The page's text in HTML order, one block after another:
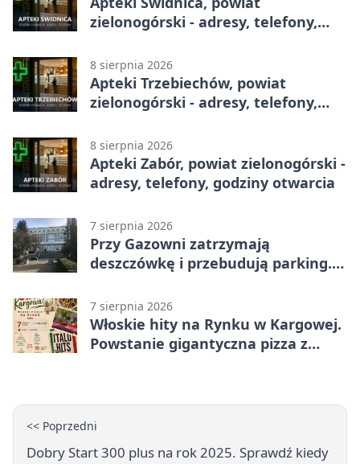
zielonogórski - adresy, telefony,
8 sierpnia 2026
Apteki Trzebiechów, powiat
zielonogórski - adresy, telefony,
8 sierpnia 2026
Apteki Zabór, powiat zielonogórski -
adresy, telefony, godziny otwarcia
7 sierpnia 2026
Przy Gazowni zatrzymają
deszczówkę i przebudują parking.
7 sierpnia 2026
Włoskie hity na Rynku w Kargowej.
Powstanie gigantyczna pizza z
<< Poprzedni
Dobry Start 300 plus na rok 2025. Sprawdź kiedy